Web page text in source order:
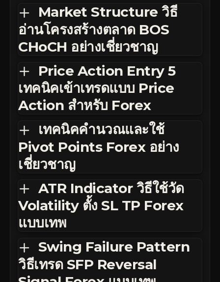
Market Structure วิธี
อ่านโครงสร้างตลาด BOS
CHoCH อย่างเชี่ยวชาญ
Price Action Entry 5
เทคนิคเข้าเทรดแบบ Price
Action สำหรับ Forex
เทคนิคคำนวณและใช้
Pivot Points Forex อย่าง
เชี่ยวชาญ
ATR Indicator วิธีใช้วัด
Volatility ตั้ง SL TP Forex
แบบเทพ
Swing Failure Pattern
วิธีเทรด SFP Reversal